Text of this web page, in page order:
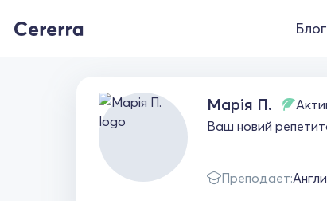
Блог
Марія П.
Ваш новий
Преподает: